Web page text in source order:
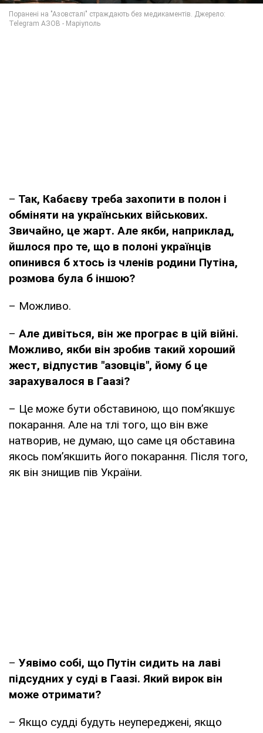
– Так, Кабаєву треба захопити в полон і
обміняти на українських військових.
Звичайно, це жарт. Але якби, наприклад,
йшлося про те, що в полоні українців
опинився б хтось із членів родини Путіна,
розмова була б іншою?
– Можливо.
– Але дивіться, він же програє в цій війні.
Можливо, якби він зробив такий хороший
жест, відпустив "азовців", йому б це
зарахувалося в Гаазі?
– Це може бути обставиною, що пом’якшує
покарання. Але на тлі того, що він вже
натворив, не думаю, що саме ця обставина
якось пом’якшить його покарання. Після того,
як він знищив пів України.
– Уявімо собі, що Путін сидить на лаві
підсудних у суді в Гаазі. Який вирок він
може отримати?
– Якщо судді будуть неупереджені, якщо